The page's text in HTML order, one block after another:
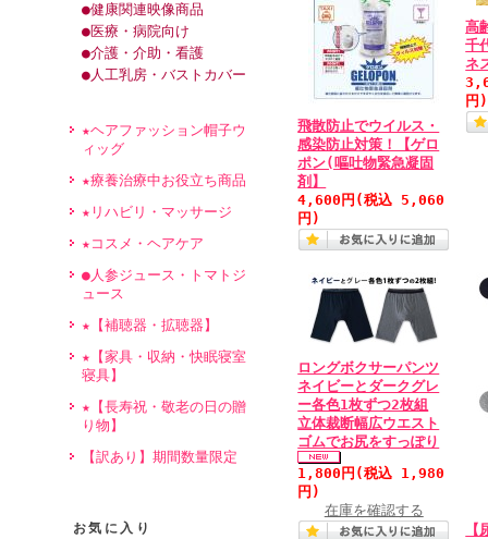
●健康関連映像商品
●医療・病院向け
●介護・介助・看護
●人工乳房・バストカバー
★ヘアファッション帽子ウ
ィッグ
★療養治療中お役立ち商品
★リハビリ・マッサージ
★コスメ・ヘアケア
●人参ジュース・トマトジ
ュース
★【補聴器・拡聴器】
★【家具・収納・快眠寝室
寝具】
★【長寿祝・敬老の日の贈
り物】
【訳あり】期間数量限定
お気に入り
飛散防止でウイルス・
感染防止対策！【ゲロ
ポン(嘔吐物緊急凝固
剤】
4,600円 (税込 5,060
円)
高
千
ネ
円)
ロングボクサーパンツ
ネイビーとダークグレ
ー各色1枚ずつ2枚組
立体裁断幅広ウエスト
ゴムでお尻をすっぽり
1,800円 (税込 1,980
円)
在庫を確認する